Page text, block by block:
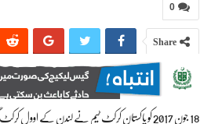
0
Share
18 جون 2017 کو پاکستان کرکٹ ٹیم نے لندن کے اوول